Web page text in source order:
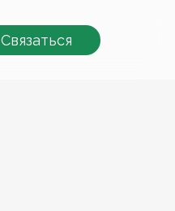
Связаться